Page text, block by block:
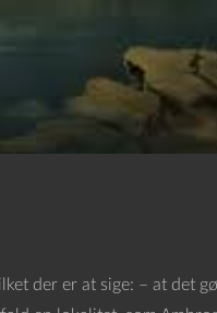
der er at sige: – at det